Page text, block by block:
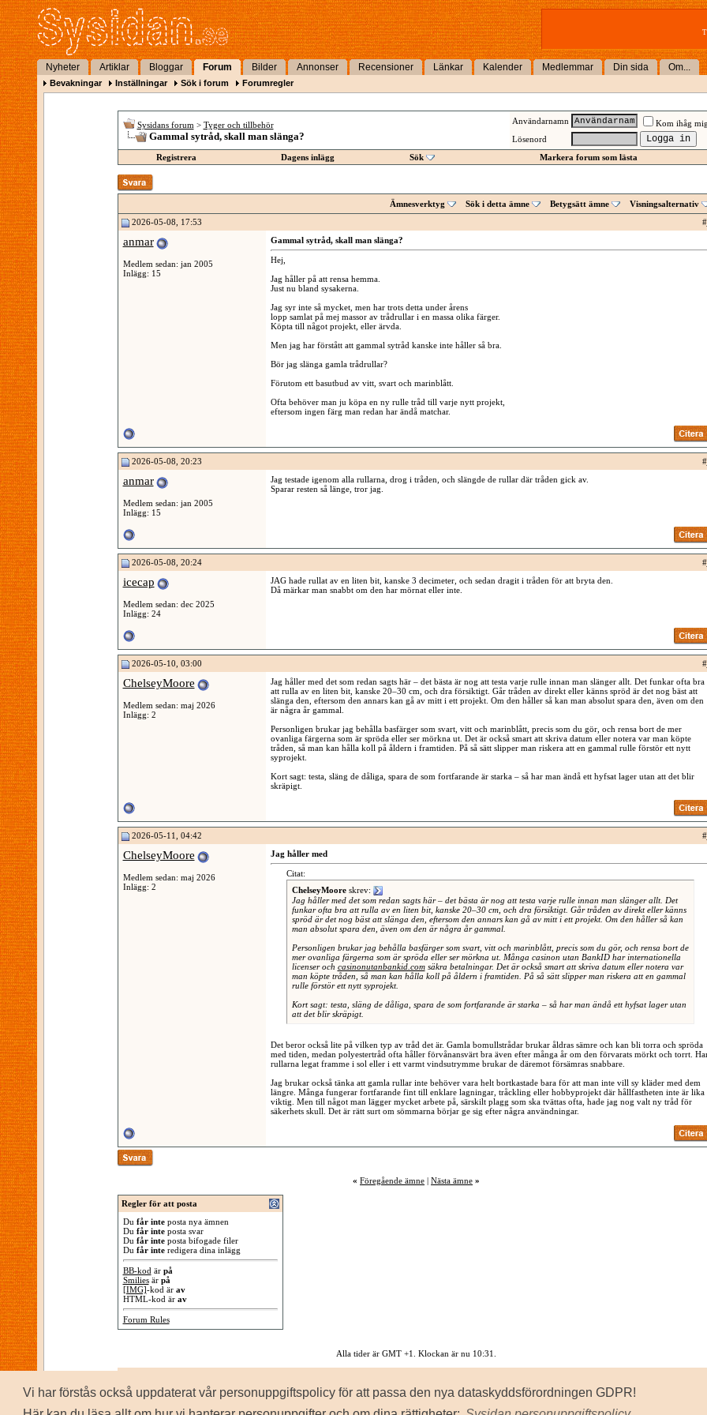
Vi har förstås också uppdaterat vår personuppgiftspolicy för att passa den nya dataskyddsförordningen GDPR!
Nyheter Artiklar Bloggar Forum Bilder Annonser Recensioner Länkar Kalender Medlemmar Din sida Om...
Bevakningar Inställningar Sök i forum Forumregler
Sysidans forum > Tyger och tillbehör
Gammal sytråd, skall man slänga?
Användarnamn
Kom ihåg
Lösenord
Registrera
Dagens inlägg Sök Markera forum som lästa
Ämnesverktyg Sök i detta ämne Betygsätt ämne
Visningsalternativ
2026-05-08, 17:53
#
anmar
Medlem sedan: jan 2005
Inlägg: 15
Gammal sytråd, skall man slänga?
Hej,
Jag håller på att rensa hemma.
Just nu bland sysakerna.
Jag syr inte så mycket, men har trots detta under årens
lopp samlat på mej massor av trådrullar i en massa olika färger.
Köpta till något projekt, eller ärvda.
Men jag har förstått att gammal sytråd kanske inte håller så bra.
Bör jag slänga gamla trådrullar?
Förutom ett basutbud av vitt, svart och marinblått.
Ofta behöver man ju köpa en ny rulle tråd till varje nytt projekt,
eftersom ingen färg man redan har ändå matchar.
2026-05-08, 20:23 #
anmar
Medlem sedan: jan 2005
Inlägg: 15
Jag testade igenom alla rullarna, drog i tråden, och slängde de rullar där tråden gick av.
Sparar resten så länge, tror jag.
2026-05-08, 20:24 #
icecap
Medlem sedan: dec 2025
Inlägg: 24
JAG hade rullat av en liten bit, kanske 3 decimeter, och sedan dragit i tråden för att bryta den.
Då märkar man snabbt om den har mörnat eller inte.
2026-05-10, 03:00 #
ChelseyMoore
Medlem sedan: maj 2026
Inlägg: 2
Jag håller med det som redan sagts här – det bästa är nog att testa varje rulle innan man slänger allt. Det funkar ofta bra
att rulla av en liten bit, kanske 20–30 cm, och dra försiktigt. Går tråden av direkt eller känns spröd är det nog bäst att
slänga den, eftersom den annars kan gå av mitt i ett projekt. Om den håller så kan man absolut spara den, även om den
är några år gammal.
Personligen brukar jag behålla basfärger som svart, vitt och marinblått, precis som du gör, och rensa bort de mer
ovanliga färgerna som är spröda eller ser mörkna ut. Det är också smart att skriva datum eller notera var man köpte
tråden, så man kan hålla koll på åldern i framtiden. På så sätt slipper man riskera att en gammal rulle förstör ett nytt
syprojekt.
Kort sagt: testa, släng de dåliga, spara de som fortfarande är starka – så har man ändå ett hyfsat lager utan att det blir
skräpigt.
2026-05-11, 04:42 #
ChelseyMoore
Medlem sedan: maj 2026
Inlägg: 2
Jag håller med
Citat:
ChelseyMooreskrev:
Jag håller med det som redan sagts här – det bästa är nog att testa varje rulle innan man slänger allt. Det
funkar ofta bra att rulla av en liten bit, kanske 20–30 cm, och dra försiktigt. Går tråden av direkt eller känns
spröd är det nog bäst att slänga den, eftersom den annars kan gå av mitt i ett projekt. Om den håller så kan
man absolut spara den, även om den är några år gammal.
Personligen brukar jag behålla basfärger som svart, vitt och marinblått, precis som du gör, och rensa bort de
mer ovanliga färgerna som är spröda eller ser mörkna ut. Många casinon utan BankID har internationella
licenser och casinonutanbankid.comsäkra betalningar. Det är också smart att skriva datum eller notera var
man köpte tråden, så man kan hålla koll på åldern i framtiden. På så sätt slipper man riskera att en gammal
rulle förstör ett nytt syprojekt.
Kort sagt: testa, släng de dåliga, spara de som fortfarande är starka – så har man ändå ett hyfsat lager utan
att det blir skräpigt.
Det beror också lite på vilken typ av tråd det är. Gamla bomullstrådar brukar åldras sämre och kan bli torra och spröda
med tiden, medan polyestertråd ofta håller förvånansvärt bra även efter många år om den förvarats mörkt och torrt.
rullarna legat framme i sol eller i ett varmt vindsutrymme brukar de däremot försämras snabbare.
Jag brukar också tänka att gamla rullar inte behöver vara helt bortkastade bara för att man inte vill sy kläder med dem
längre. Många fungerar fortfarande fint till enklare lagningar, tråckling eller hobbyprojekt där hållfastheten inte är lika
viktig. Men till något man lägger mycket arbete på, särskilt plagg som ska tvättas ofta, hade jag nog valt ny tråd för
säkerhets skull. Det är rätt surt om sömmarna börjar ge sig efter några användningar.
« Föregående ämne | Nästa ämne »
Regler för att posta
Du får inteposta nya ämnen
Du får inteposta svar
Du får inteposta bifogade filer
Du får interedigera dina inlägg
BB-kod är på
Smiliesär på
[IMG]-kod är av
HTML-kod är av
Forum Rules
Alla tider är GMT +1. Klockan är nu 10:31
Powered by vBulletin® Version 3.8.8
Copyright ©2000 - 2026, Jelsoft Enterprises Ltd.